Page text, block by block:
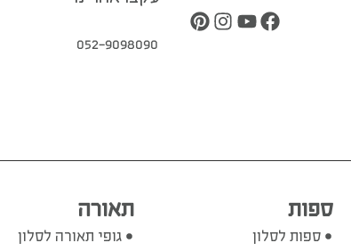
052-9098090
ספות
ספות לסלון
תאורה
גופי תאורה לסלון